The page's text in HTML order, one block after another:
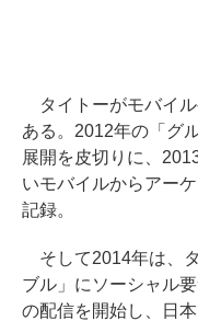
タイトーがモバイル
ある。2012年の「グ
展開を皮切りに、
いモバイルからアー
記録。
そして2014年は、
ブル」にソーシャル
の配信を開始し、日